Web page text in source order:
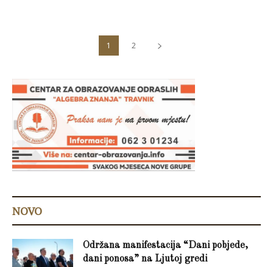
1 2
NOVO
Održana manifestacija “Dani pobjede,
dani ponosa” na Ljutoj gredi